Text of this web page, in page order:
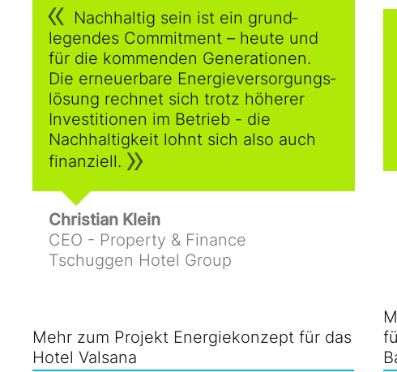
Nachhaltig sein ist ein grund­
legendes Commitment – heute und
für die kommenden Generationen.
Die erneuerbare Energie­versor­gungs­
lösung rechnet sich trotz höherer
Investitionen im Betrieb - die
Nachhaltigkeit lohnt sich also auch
finanziell.
Christian Klein
CEO - Property & Finance
Tschuggen Hotel Group
Mehr zum Projekt Energiekonzept für das
Hotel Valsana